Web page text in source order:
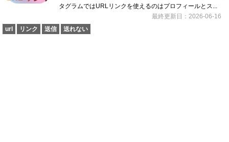
タグラムではURLリンクを使えるのはプロフィールとス...
最終更新日：2026-06-16
url
リンク 送信 送れない